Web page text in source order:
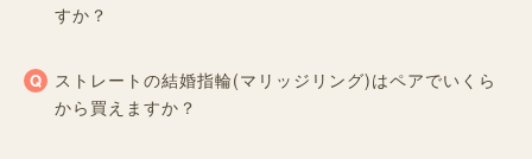
すか？
ストレートの結婚指輪(マリッジリング)はペアでいくら
から買えますか？